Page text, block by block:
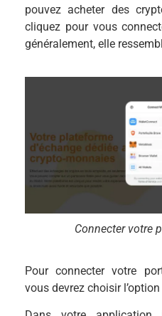
pouvez acheter des
cliquez pour vous
généralement, elle
Connecter votre
Pour connecter votre
vous devrez choisir l’option